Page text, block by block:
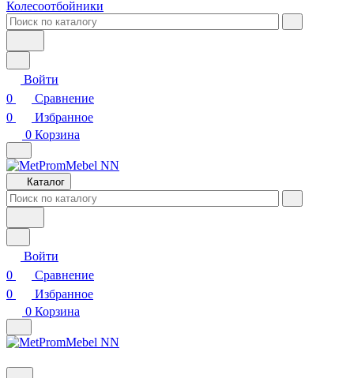
Колесоотбойники
Войти
0
Сравнение
0
Избранное
0 Корзина
Каталог
Войти
0
Сравнение
0
Избранное
0 Корзина